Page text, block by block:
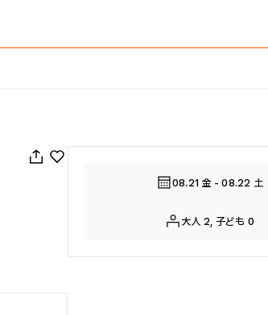
08.21 金 - 08.22 土
大人 2, 子ども 0